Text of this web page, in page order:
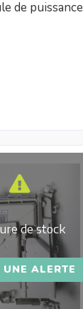
de puissance
de stock
UNE ALERTE